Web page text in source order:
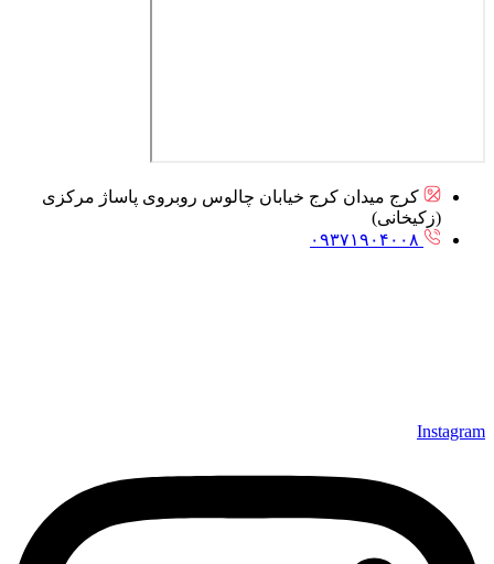
کرج میدان کرج خیابان چالوس روبروی پاساژ مرکزی
(زکیخانی)
۰۹۳۷۱۹۰۴۰۰۸
Instagram